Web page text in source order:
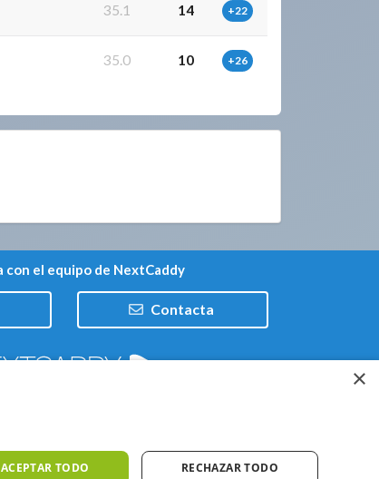
35.1 14 +22
35.0 10 +26
con el equipo de NextCaddy
Contacta
×
ACEPTAR TODO RECHAZAR TODO